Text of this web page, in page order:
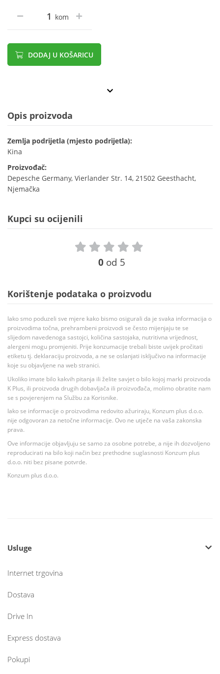
kom
DODAJ U KOŠARICU
Opis proizvoda
Zemlja podrijetla (mjesto podrijetla):
Kina
Proizvođač:
Depesche Germany, Vierlander Str. 14, 21502 Geesthacht,
Njemačka
Kupci su ocijenili
0 od 5
Korištenje podataka o proizvodu
Iako smo poduzeli sve mjere kako bismo osigurali da je svaka informacija o
proizvodima točna, prehrambeni proizvodi se često mijenjaju te se
slijedom navedenoga sastojci, količina sastojaka, nutritivna vrijednost,
alergeni mogu promjeniti. Prije konzumacije trebali biste uvijek pročitati
etiketu tj. deklaraciju proizvoda, a ne se oslanjati isključivo na informacije
koje su objavljene na web stranici.
Ukoliko imate bilo kakvih pitanja ili želite savjet o bilo kojoj marki proizvoda
K Plus, ili proizvoda drugih dobavljača ili proizvođača, molimo obratite nam
se s povjerenjem na Službu za Korisnike.
Iako se informacije o proizvodima redovito ažuriraju, Konzum plus d.o.o.
nije odgovoran za netočne informacije. Ovo ne utječe na vaša zakonska
prava.
Ove informacije objavljuju se samo za osobne potrebe, a nije ih dozvoljeno
reproducirati na bilo koji način bez prethodne suglasnosti Konzum plus
d.o.o. niti bez pisane potvrde.
Konzum plus d.o.o.
Usluge
Internet trgovina
Dostava
Drive In
Express dostava
Pokupi